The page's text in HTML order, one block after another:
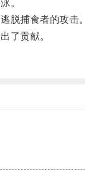
。
脱捕食者的攻击。
了贡献。